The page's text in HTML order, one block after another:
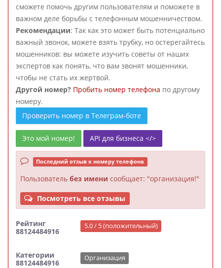
сможете помочь другим пользователям и поможете в
важном деле борьбы с телефонным мошенничеством.
Рекомендации: Так как это может быть потенциально
важный звонок, можете взять трубку, но остерегайтесь
мошенников: вы можете изучить советы от наших
экспертов как понять, что вам звонят мошенники,
чтобы не стать их жертвой.
Другой номер? Пробить номер телефона по другому
номеру.
Проверить номер в Телеграм-боте
Это мой номер! API для бизнеса </>
Последний отзыв к номеру телефона
Пользователь без имени сообщает: "организация!"
Посмотреть все отзывы
Рейтинг
88124484916
5.0 / 5 (положительный)
Категории
88124484916
Организация